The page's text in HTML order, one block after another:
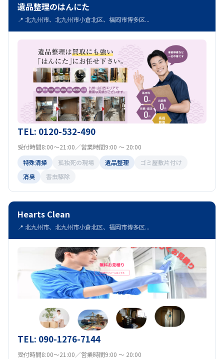
遺品整理のはんにた
📍 北九州市、北九州市小倉北区、福岡市博多区...
TEL: 0120-532-490
受付時間8:00～21:00／営業時間9:00 ～ 20:00
特殊清掃
孤独死の現場 遺品整理
ゴミ屋敷片付け
消臭
害虫駆除
Hearts Clean
📍 北九州市、北九州市小倉北区、福岡市博多区...
TEL: 090-1276-7144
受付時間8:00～21:00／営業時間9:00 ～ 20:00